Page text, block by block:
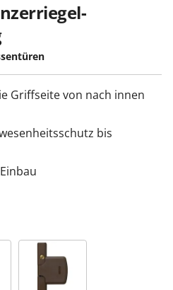
Griffseite von nach innen
bis